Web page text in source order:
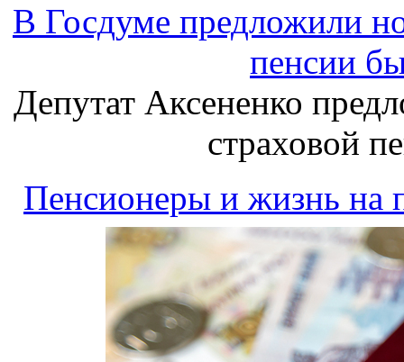
В Госдуме предложили
пенсии
Депутат Аксененко
страховой
Пенсионеры и жизнь на